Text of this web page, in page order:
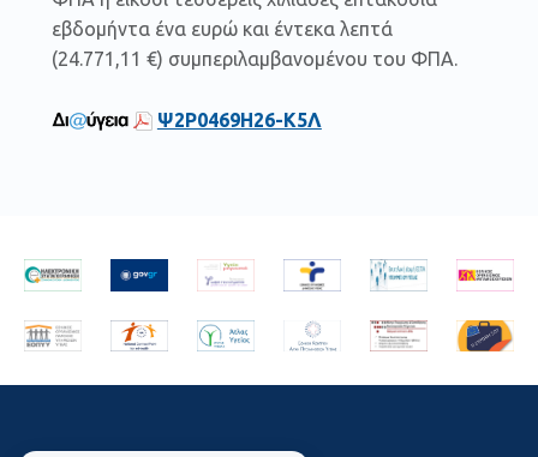
εβδομήντα ένα ευρώ και έντεκα λεπτά
(24.771,11 €) συμπεριλαμβανομένου του ΦΠΑ.
Ψ2Ρ0469Η26-Κ5Λ